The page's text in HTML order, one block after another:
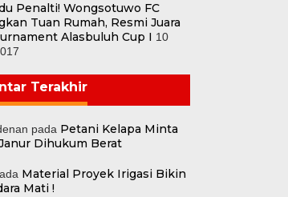
Penalti! Wongsotuwo FC
Tuan Rumah, Resmi Juara
Alasbuluh Cup I 10
Terakhir
pada Petani Kelapa Minta
Dihukum Berat
Material Proyek Irigasi Bikin
Mati !